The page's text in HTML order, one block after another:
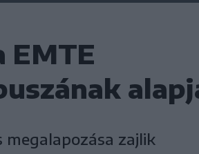
EMTE
zajlik